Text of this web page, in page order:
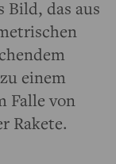
Bild, das aus
einem
Falle von
Rakete.